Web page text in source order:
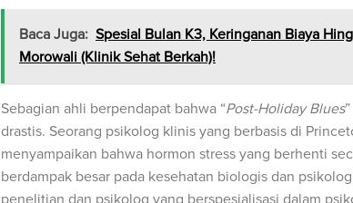
Baca Juga: Spesial Bulan K3, Keringanan Biaya
Morowali (Klinik Sehat Berkah)!
Sebagian ahli berpendapat bahwa “Post-Holiday Blues
drastis. Seorang psikolog klinis yang berbasis di
menyampaikan bahwa hormon stress yang berhenti
berdampak besar pada kesehatan biologis dan
penelitian dan psikolog yang berspesialisasi dalam